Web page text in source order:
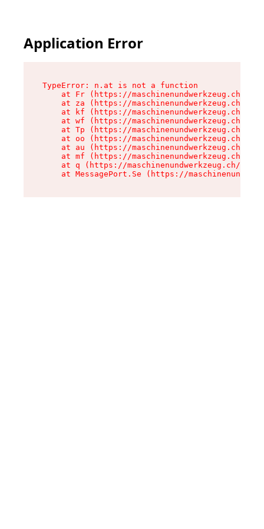
Application Error
TypeError: n.at is not a function
at Fr (https://maschinenundwerkzeug.ch/
at za (https://maschinenundwerkzeug.ch/
at kf (https://maschinenundwerkzeug.ch/
at wf (https://maschinenundwerkzeug.ch/
at Tp (https://maschinenundwerkzeug.ch/
at oo (https://maschinenundwerkzeug.ch/
at au (https://maschinenundwerkzeug.ch/
at mf (https://maschinenundwerkzeug.ch/
at q (https://maschinenundwerkzeug.ch/
at MessagePort.Se (https://